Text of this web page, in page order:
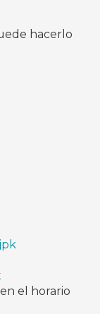
hacerlo
el horario